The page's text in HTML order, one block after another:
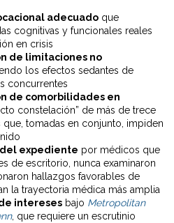
adecuado que
cognitivas y funcionales reales
en crisis
de limitaciones no
los efectos sedantes de
concurrentes
de comorbilidades en
constelación” de más de trece
tomadas en conjunto, impiden
del expediente por médicos que
de escritorio, nunca examinaron
hallazgos favorables de
la trayectoria médica más amplia
intereses bajo Metropolitan
, que requiere un escrutinio